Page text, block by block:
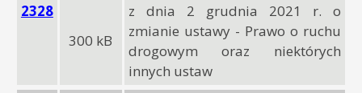
2328
300 kB
z dnia 2 grudnia 2021 r. o
zmianie ustawy - Prawo o ruchu
drogowym oraz niektórych
innych ustaw